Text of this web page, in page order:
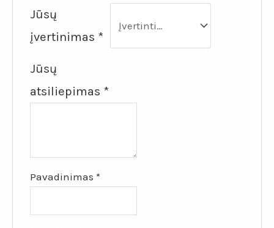
Jūsų
įvertinimas *
Jūsų
atsiliepimas *
Pavadinimas*